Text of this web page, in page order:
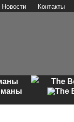
Новости Контакты
The